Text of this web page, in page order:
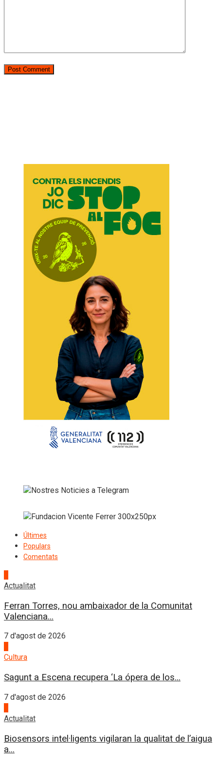
Últimes
Populars
Comentats
Actualitat
Ferran Torres, nou ambaixador de la Comunitat
Valenciana...
7 d'agost de 2026
Cultura
Sagunt a Escena recupera ‘La ópera de los...
7 d'agost de 2026
Actualitat
Biosensors intel·ligents vigilaran la qualitat de l’aigua
a...